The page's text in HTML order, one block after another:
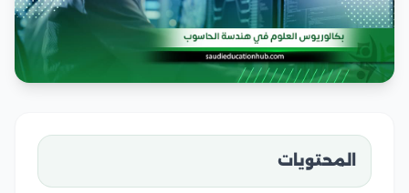
المحتويات